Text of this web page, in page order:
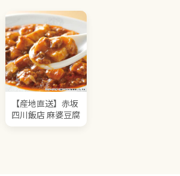
【産地直送】赤坂
四川飯店 麻婆豆腐